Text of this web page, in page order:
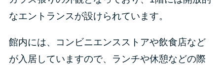
なエントランスが設けられています。
館内には、コンビニエンスストアや飲食店など
が入居していますので、ランチや休憩などの際